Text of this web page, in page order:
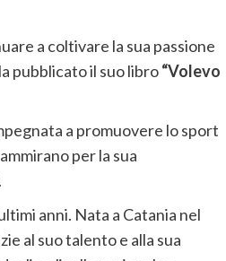
a coltivare la sua passione
pubblicato il suo libro“Volevo
a promuovere lo sport
per la sua
anni. Nata a Catania nel
al suo talento e alla sua